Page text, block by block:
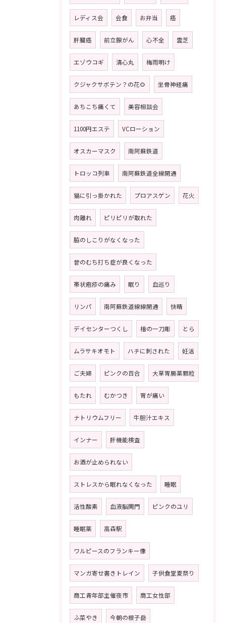
レディス会 会食 お弁当 癌
肝臓癌 前立腺がん 心不全 霊芝
エゾウコギ 清心丸 梅雨明け
クジャクサボテン？の花🌻 坐骨神経痛
あちこち痛くて 美容相談会
1100円エステ VCローション
オスカーマスク 南阿蘇鉄道
トロッコ列車 南阿蘇鉄道全線開通
猫に引っ掛かれた プロアスゲン 花火
肉離れ ピリピリが取れた
脇のしこりがなくなった
昔のむち打ち症が良くなった
帯状疱疹の痛み 眠り 血巡り
リンパ 南阿蘇鉄道線線開通 快晴
デイセンターつくし 檜の一刀彫 とら
ムラサキオモト ハチに刺された 妊活
ご夫婦 ピンクの百合 大草胃腸薬顆粒
もたれ むかつき 胃が痛い
ナトリウムフリー 牛胆汁エキス
インナー 肝機能検査
お酒が止められない
ストレスから眠れなくなった 睡眠
活性酸素 血液脳関門 ピンクのユリ
睡眠薬 高森駅
ワルピースのフランキー像
マンガ寄せ書きトレイン 子供食堂夏祭り
商工青年部主催夜市 商工女性部
ふ菜やき 今朝の根子岳